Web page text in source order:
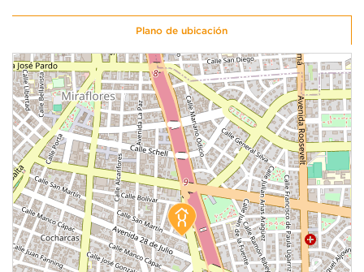
Plano de ubicación